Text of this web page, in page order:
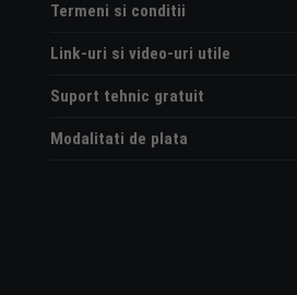
Termeni si conditii
Link-uri si video-uri utile
Suport tehnic gratuit
Modalitati de plata